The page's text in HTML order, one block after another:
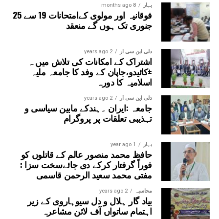
بہار 8 months ago
فوقانیہ اور مولوی کےامتحانات 19 سے 25
جنوری تک ہوں گے منعقد
دلی این سی آر 2 years ago
اشتراک کے امکانات کی تلاش میں ہ
±کائیدو،جاپان کے وفد کا جامعہ ملیہ
اسلامیہ کا دورہ
دلی این سی آر 2 years ago
جامعہ :ایران ۔ہندکے مابین سیاسی و
تہذیبی تعلقات پر پروگرام
بہار 1 year ago
حافظ محمد منصور عالم کے قاتلوں کو
فوراً گرفتار کرکے دی جائےسخت سزا :
مفتی محمد سعید الرحمن قاسمی
محاسبہ 2 years ago
بیاد گار ہلال و دل سیوہاروی کے زیر
اہتمام ساتواں آف لائن مشاعرہ